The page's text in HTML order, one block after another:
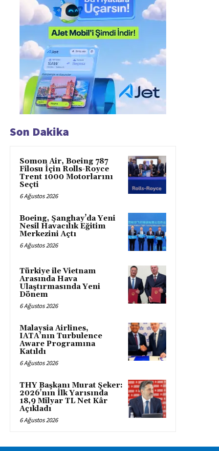
Son Dakika
Somon Air, Boeing 787
Filosu İçin Rolls-Royce
Trent 1000 Motorlarını
Seçti
6 Ağustos 2026
Boeing, Şanghay’da Yeni
Nesil Havacılık Eğitim
Merkezini Açtı
6 Ağustos 2026
Türkiye ile Vietnam
Arasında Hava
Ulaştırmasında Yeni
Dönem
6 Ağustos 2026
Malaysia Airlines,
IATA’nın Turbulence
Aware Programına
Katıldı
6 Ağustos 2026
THY Başkanı Murat Şeker:
2026’nın İlk Yarısında
18,9 Milyar TL Net Kâr
Açıkladı
6 Ağustos 2026